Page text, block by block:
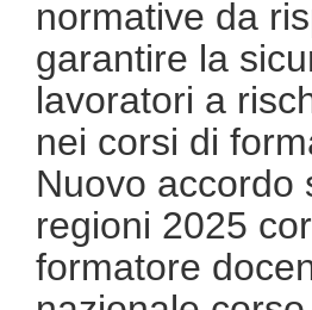
normative da
garantire la
lavoratori a
nei corsi di
Nuovo accordo
regioni 2025
formatore